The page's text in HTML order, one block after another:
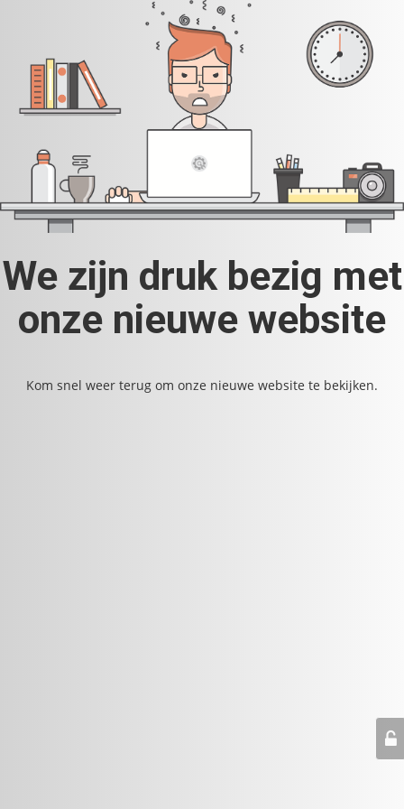
We zijn druk bezig met
onze nieuwe website
Kom snel weer terug om onze nieuwe website te bekijken.